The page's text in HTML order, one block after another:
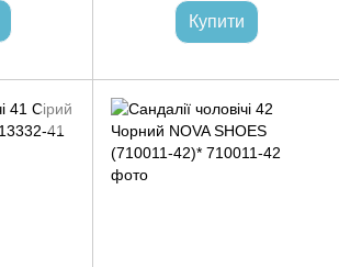
Купити